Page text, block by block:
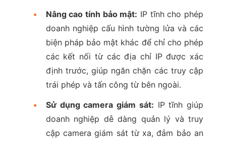
•
Nâng cao tính bảo mật: IP tĩnh cho phép
doanh nghiệp cấu hình tường lửa và các
biện pháp bảo mật khác để chỉ cho phép
các kết nối từ các địa chỉ IP được xác
định trước, giúp ngăn chặn các truy cập
trái phép và tấn công từ bên ngoài.
•
Sử dụng camera giám sát: IP tĩnh giúp
doanh nghiệp dễ dàng quản lý và truy
cập camera giám sát từ xa, đảm bảo an